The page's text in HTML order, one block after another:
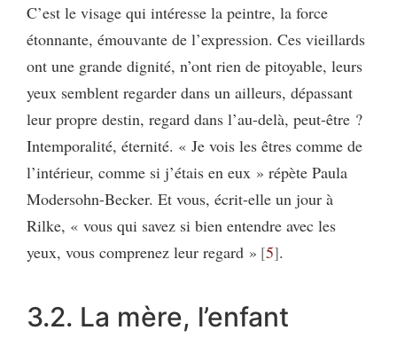
C’est le visage qui intéresse la peintre, la force
étonnante, émouvante de l’expression. Ces vieillards
ont une grande dignité, n’ont rien de pitoyable, leurs
yeux semblent regarder dans un ailleurs, dépassant
leur propre destin, regard dans l’au-delà, peut-être ?
Intemporalité, éternité. « Je vois les êtres comme de
l’intérieur, comme si j’étais en eux » répète Paula
Modersohn-Becker. Et vous, écrit-elle un jour à
Rilke, « vous qui savez si bien entendre avec les
yeux, vous comprenez leur regard » 5 .
3.2. La mère, l’enfant